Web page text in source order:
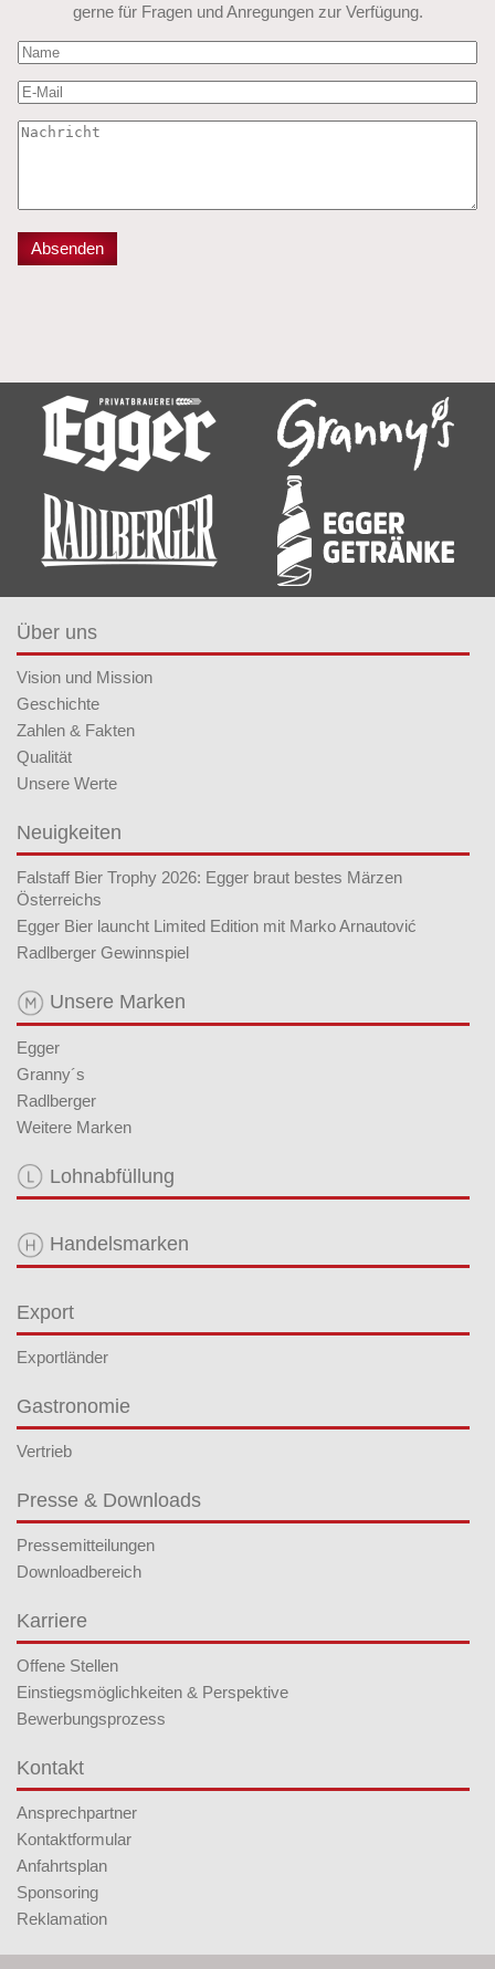
gerne für Fragen und Anregungen zur Verfügung.
Über uns
Vision und Mission
Geschichte
Zahlen & Fakten
Qualität
Unsere Werte
Neuigkeiten
Falstaff Bier Trophy 2026: Egger braut bestes Märzen
Österreichs
Egger Bier launcht Limited Edition mit Marko Arnautović
Radlberger Gewinnspiel
Unsere Marken
Egger
Granny´s
Radlberger
Weitere Marken
Lohnabfüllung
Handelsmarken
Export
Exportländer
Gastronomie
Vertrieb
Presse & Downloads
Pressemitteilungen
Downloadbereich
Karriere
Offene Stellen
Einstiegsmöglichkeiten & Perspektive
Bewerbungsprozess
Kontakt
Ansprechpartner
Kontaktformular
Anfahrtsplan
Sponsoring
Reklamation